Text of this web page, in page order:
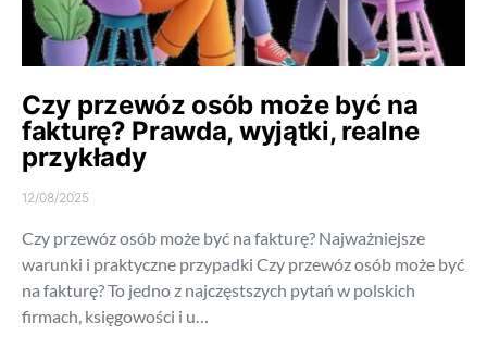
Czy przewóz osób może być na
fakturę? Prawda, wyjątki, realne
przykłady
12/08/2025
Czy przewóz osób może być na fakturę? Najważniejsze
warunki i praktyczne przypadki Czy przewóz osób może być
na fakturę? To jedno z najczęstszych pytań w polskich
firmach, księgowości i u…